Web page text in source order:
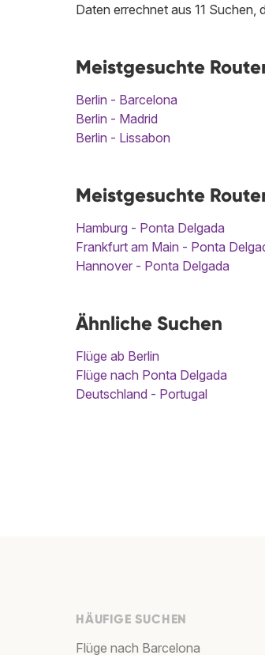
Daten errechnet aus 11
Meistgesuchte
Berlin - Barcelona
Berlin - Madrid
Berlin - Lissabon
Meistgesuchte
Hamburg - Ponta Delgada
Frankfurt am Main - Ponta
Hannover - Ponta Delgada
Ähnliche Suchen
Flüge ab Berlin
Flüge nach Ponta Delgada
Deutschland - Portugal
HÄUFIGE SUCHEN
Flüge nach Barcelona